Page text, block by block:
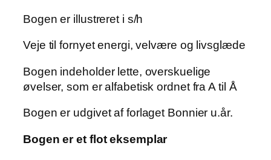
Bogen er illustreret i s/h
Veje til fornyet energi, velvære og livsglæde
Bogen indeholder lette, overskuelige
øvelser, som er alfabetisk ordnet fra A til Å
Bogen er udgivet af forlaget Bonnier u.år.
Bogen er et flot eksemplar